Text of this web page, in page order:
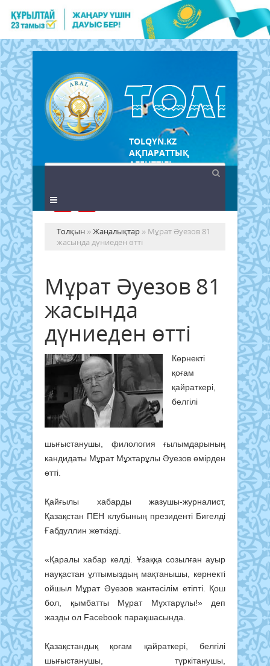
TOLQYN.KZ
АҚПАРАТТЫҚ
АГЕНТТІГІ
Толқын »Жаңалықтар » Мұрат Әуезов 81
жасында дүниеден өтті
Мұрат Әуезов 81
жасында
дүниеден өтті
Көрнекті
қоғам
қайраткері,
белгілі
шығыстанушы, филология ғылымдарының
кандидаты Мұрат Мұхтарұлы Әуезов өмірден
өтті.
Қайғылы хабарды жазушы-журналист,
Қазақстан ПЕН клубының президенті Бигелді
Ғабдуллин жеткізді.
«Қаралы хабар келді. Ұзаққа созылған ауыр
науқастан ұлтымыздың мақтанышы, көрнекті
ойшыл Мұрат Әуезов жантәсілім етіпті. Қош
бол, қымбатты Мұрат Мұхтарұлы!» деп
жазды ол Facebook парақшасында.
Қазақстандық қоғам қайраткері, белгілі
шығыстанушы, түркітанушы,